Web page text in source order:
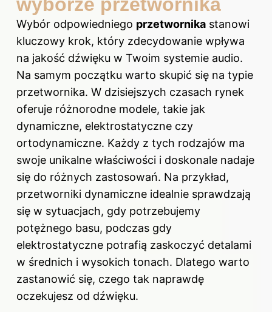
Wybór odpowiedniego przetwornika stanowi
kluczowy krok, który zdecydowanie wpływa
na jakość dźwięku w Twoim systemie audio.
Na samym początku warto skupić się na typie
przetwornika. W dzisiejszych czasach rynek
oferuje różnorodne modele, takie jak
dynamiczne, elektrostatyczne czy
ortodynamiczne. Każdy z tych rodzajów ma
swoje unikalne właściwości i doskonale nadaje
się do różnych zastosowań. Na przykład,
przetworniki dynamiczne idealnie sprawdzają
się w sytuacjach, gdy potrzebujemy
potężnego basu, podczas gdy
elektrostatyczne potrafią zaskoczyć detalami
w średnich i wysokich tonach. Dlatego warto
zastanowić się, czego tak naprawdę
oczekujesz od dźwięku.